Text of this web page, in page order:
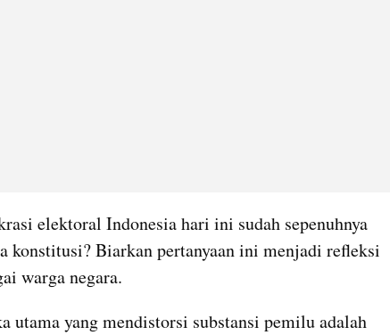
elektoral Indonesia hari ini sudah sepenuhnya
konstitusi? Biarkan pertanyaan ini menjadi refleksi
warga negara.
utama yang mendistorsi substansi pemilu adalah